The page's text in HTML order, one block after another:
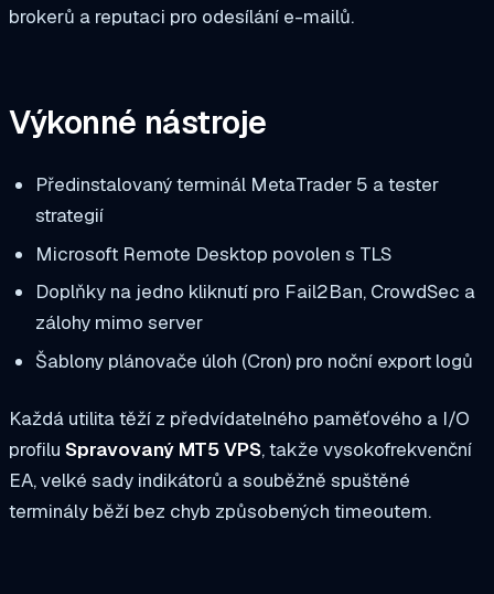
brokerů a reputaci pro odesílání e-mailů.
Výkonné nástroje
Předinstalovaný terminál MetaTrader 5 a tester
strategií
Microsoft Remote Desktop povolen s TLS
Doplňky na jedno kliknutí pro Fail2Ban, CrowdSec a
zálohy mimo server
Šablony plánovače úloh (Cron) pro noční export logů
Každá utilita těží z předvídatelného paměťového a I/O
profilu Spravovaný MT5 VPS, takže vysokofrekvenční
EA, velké sady indikátorů a souběžně spuštěné
terminály běží bez chyb způsobených timeoutem.